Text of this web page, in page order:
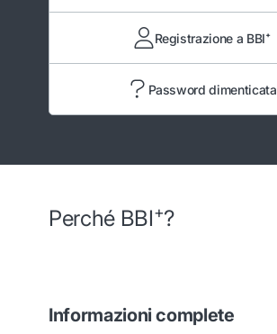
Registrazione a BBI⁺
Password dimenticata
Perché BBI+?
Informazioni complete